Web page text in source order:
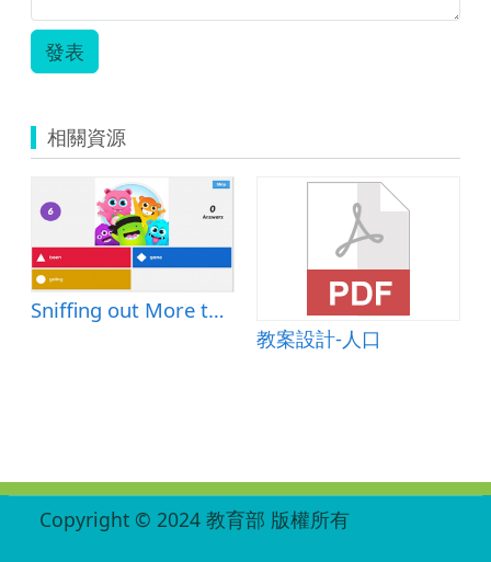
發表
相關資源
Sniffing out More than
教案設計-人口
Copyright © 2024 教育部 版權所有